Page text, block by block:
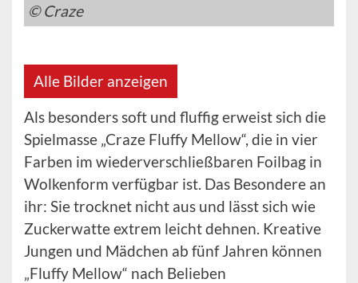
© Craze
Alle Bilder anzeigen
Als besonders soft und fluffig erweist sich die
Spielmasse „Craze Fluffy Mellow“, die in vier
Farben im wiederverschließbaren Foilbag in
Wolkenform verfügbar ist. Das Besondere an
ihr: Sie trocknet nicht aus und lässt sich wie
Zuckerwatte extrem leicht dehnen. Kreative
Jungen und Mädchen ab fünf Jahren können
„Fluffy Mellow“ nach Belieben